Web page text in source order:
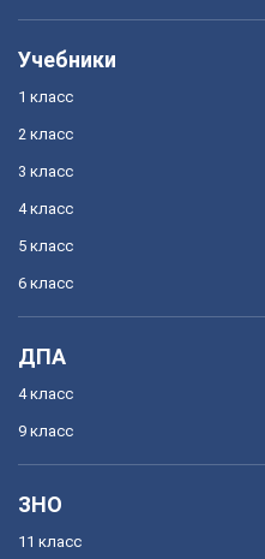
Учебники
1 класс
2 класс
3 класс
4 класс
5 класс
6 класс
ДПА
4 класс
9 класс
ЗНО
11 класс